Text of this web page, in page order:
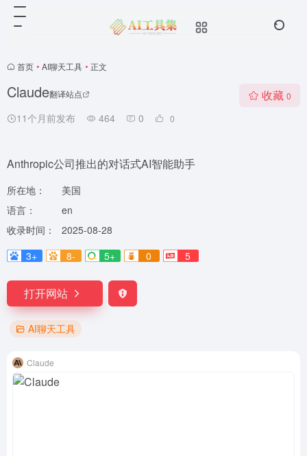
首页 • AI聊天工具 • 正文
Claude翻译站点
11个月前发布 464 0 0
收藏 0
Anthropic公司推出的对话式AI智能助手
所在地：
美国
语言：
en
收录时间：
2025-08-28
3+
8- 5+ 0 5
打开网站
AI聊天工具
Claude